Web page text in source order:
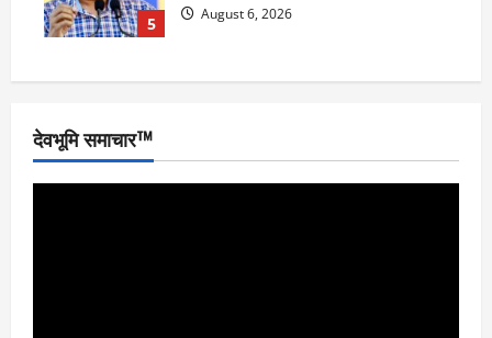
5 August 6, 2026
देवभूमि समाचार™